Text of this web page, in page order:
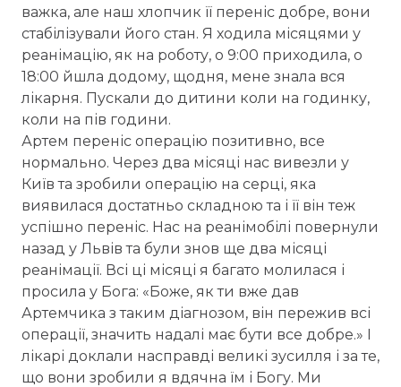
важка, але наш хлопчик її переніс добре, вони
стабілізували його стан. Я ходила місяцями у
реанімацію, як на роботу, о 9:00 приходила, о
18:00 йшла додому, щодня, мене знала вся
лікарня. Пускали до дитини коли на годинку,
коли на пів години.
Артем переніс операцію позитивно, все
нормально. Через два місяці нас вивезли у
Київ та зробили операцію на серці, яка
виявилася достатньо складною та і її він теж
успішно переніс. Нас на реанімобілі повернули
назад у Львів та були знов ще два місяці
реанімації. Всі ці місяці я багато молилася і
просила у Бога: «Боже, як ти вже дав
Артемчика з таким діагнозом, він пережив всі
операції, значить надалі має бути все добре.» І
лікарі доклали насправді великі зусилля і за те,
що вони зробили я вдячна їм і Богу. Ми